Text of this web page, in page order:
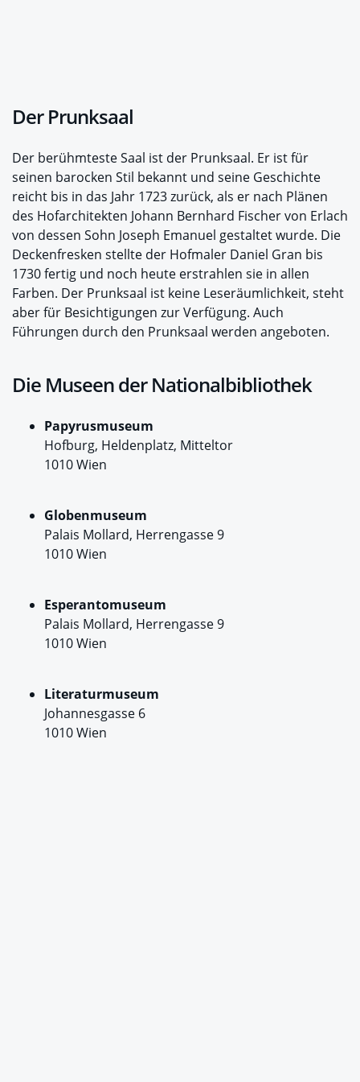
Der Prunksaal
Der berühmteste Saal ist der Prunksaal. Er ist für
seinen barocken Stil bekannt und seine Geschichte
reicht bis in das Jahr 1723 zurück, als er nach Plänen
des Hofarchitekten Johann Bernhard Fischer von Erlach
von dessen Sohn Joseph Emanuel gestaltet wurde. Die
Deckenfresken stellte der Hofmaler Daniel Gran bis
1730 fertig und noch heute erstrahlen sie in allen
Farben. Der Prunksaal ist keine Leseräumlichkeit, steht
aber für Besichtigungen zur Verfügung. Auch
Führungen durch den Prunksaal werden angeboten.
Die Museen der Nationalbibliothek
Papyrusmuseum
Hofburg, Heldenplatz, Mitteltor
1010 Wien
Globenmuseum
Palais Mollard, Herrengasse 9
1010 Wien
Esperantomuseum
Palais Mollard, Herrengasse 9
1010 Wien
Literaturmuseum
Johannesgasse 6
1010 Wien